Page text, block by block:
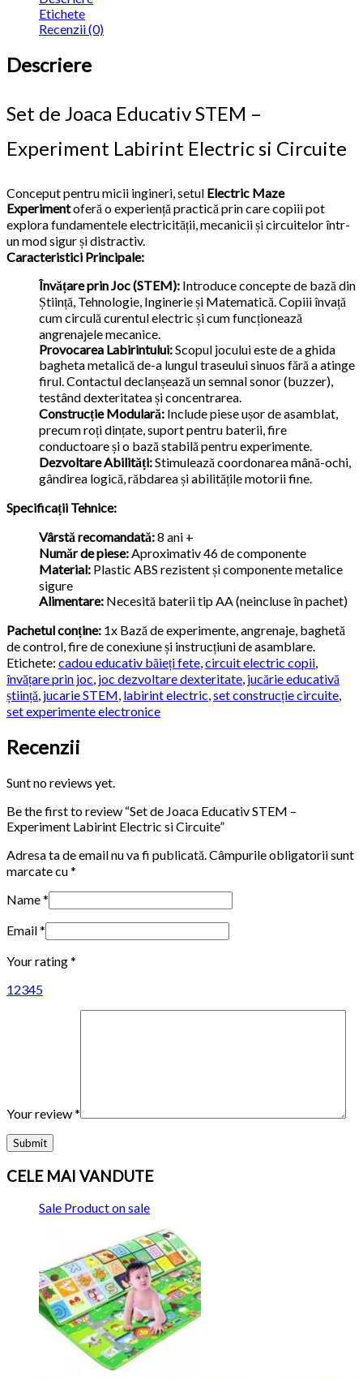
Etichete
Recenzii (0)
Descriere
Set de Joaca Educativ STEM –
Experiment Labirint Electric si Circuite
Conceput pentru micii ingineri, setul Electric Maze
Experimentoferă o experiență practică prin care copiii pot
explora fundamentele electricității, mecanicii și circuitelor într-
un mod sigur și distractiv.
Caracteristici Principale:
Învățare prin Joc (STEM): Introduce concepte de bază din
Știință, Tehnologie, Inginerie și Matematică. Copiii învață
cum circulă curentul electric și cum funcționează
angrenajele mecanice.
Provocarea Labirintului:Scopul jocului este de a ghida
bagheta metalică de-a lungul traseului sinuos fără a atinge
firul. Contactul declanșează un semnal sonor (buzzer),
testând dexteritatea și concentrarea.
Construcție Modulară: Include piese ușor de asamblat,
precum roți dințate, suport pentru baterii, fire
conductoare și o bază stabilă pentru experimente.
Dezvoltare Abilități:Stimulează coordonarea mână-ochi,
gândirea logică, răbdarea și abilitățile motorii fine.
Specificații Tehnice:
Vârstă recomandată:8 ani +
Număr de piese:Aproximativ 46 de componente
Material: Plastic ABS rezistent și componente metalice
sigure
Alimentare: Necesită baterii tip AA (neincluse în pachet)
Pachetul conține: 1x Bază de experimente, angrenaje, baghetă
de control, fire de conexiune și instrucțiuni de asamblare.
Etichete: cadou educativ băieți fete,circuit electric copii,
învățare prin joc, joc dezvoltare dexteritate, jucărie educativă
știință, jucarie STEM, labirint electric,set construcție circuite,
set experimente electronice
Recenzii
Sunt no reviews yet.
Be the first to review “Set de Joaca Educativ STEM –
Experiment Labirint Electric si Circuite”
Adresa ta de email nu va fi publicată.Câmpurile obligatorii sunt
marcate cu*
Name*
Email*
Your rating*
12345
Your review*
CELE MAI VANDUTE
Sale Product on sale